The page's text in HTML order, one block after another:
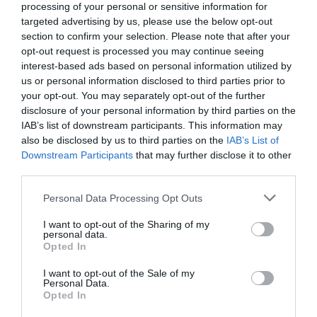
processing of your personal or sensitive information for
targeted advertising by us, please use the below opt-out
section to confirm your selection. Please note that after your
opt-out request is processed you may continue seeing
interest-based ads based on personal information utilized by
us or personal information disclosed to third parties prior to
your opt-out. You may separately opt-out of the further
disclosure of your personal information by third parties on the
IAB’s list of downstream participants. This information may
also be disclosed by us to third parties on the IAB’s List of
Downstream Participants that may further disclose it to other
Personal Data Processing Opt Outs
I want to opt-out of the Sharing of my
personal data.
Opted In
I want to opt-out of the Sale of my
Personal Data.
Opted In
que se puedan cuestionar determinados fallos judiciales, al
tiempo que ha remarcado que mantiene "confianza plena
en la Justicia", tratando de conjugar la defensa del Poder
Judicial con el derecho del Gobierno a expresar sus
críticas.
El Estado de derecho permite recurrir las decisiones con
las que no se está de acuerdo. Por eso el Ejecutivo insiste
en que su postura busca defender la inocencia de los
política y mediática de la derecha".
El ex-juez Baltasar Garzón afirma que ve insinuaciones de
procedencia extraña o ilegal. La UCO investiga bien o
mal, pero el juez es que forma el auto y analiza las
pruebas para ver su fortaleza, debilidad o nulidad e